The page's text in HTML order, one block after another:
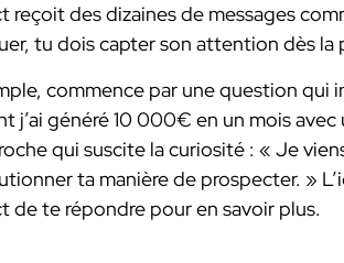
reçoit des dizaines de messages
tu dois capter son attention dès la
commence par une question qui
j’ai généré 10 000€ en un mois
qui suscite la curiosité : « Je
ta manière de prospecter. »
de te répondre pour en savoir plus.